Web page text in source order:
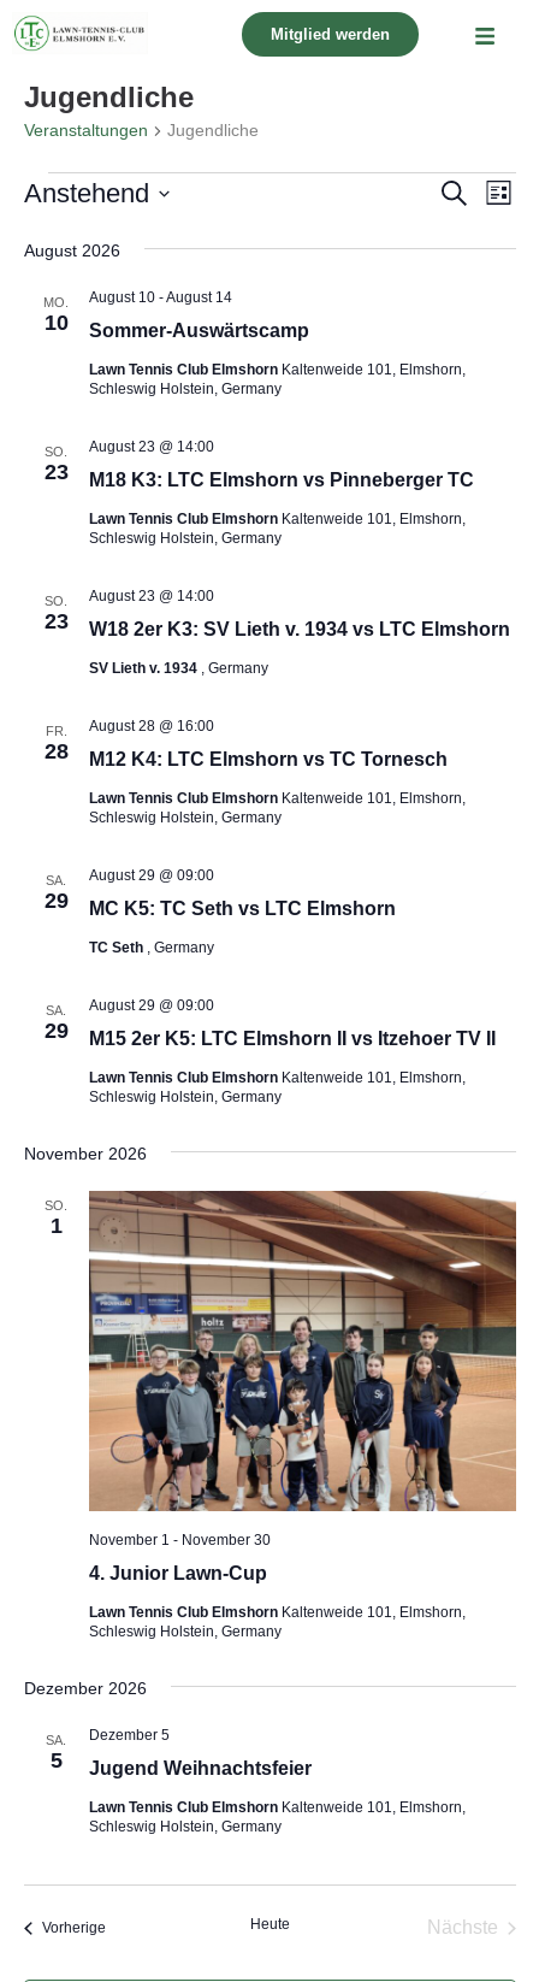
Mitglied werden
Jugendliche
Veranstaltungen Jugendliche
und
Suche
Liste
Anstehend
wählen.
August 2026
MO.
10 Sommer-Auswärtscamp
August 10-August 14
Lawn Tennis Club Elmshorn Kaltenweide 101, Elmshorn,
Schleswig Holstein, Germany
SO.
23 M18 K3: LTC Elmshorn vs Pinneberger TC
August 23 @ 14:00
Lawn Tennis Club Elmshorn Kaltenweide 101, Elmshorn,
Schleswig Holstein, Germany
SO.
23 W18 2er K3: SV Lieth v. 1934 vs LTC Elmshorn
August 23 @ 14:00
SV Lieth v. 1934 , Germany
FR.
28 M12 K4: LTC Elmshorn vs TC Tornesch
August 28 @ 16:00
Lawn Tennis Club Elmshorn Kaltenweide 101, Elmshorn,
Schleswig Holstein, Germany
SA.
29 MC K5: TC Seth vs LTC Elmshorn
August 29 @ 09:00
TC Seth , Germany
SA.
29 M15 2er K5: LTC Elmshorn II vs Itzehoer TV II
August 29 @ 09:00
Lawn Tennis Club Elmshorn Kaltenweide 101, Elmshorn,
Schleswig Holstein, Germany
November 2026
SO.
1
4. Junior Lawn-Cup
November 1 - November 30
Lawn Tennis Club Elmshorn Kaltenweide 101, Elmshorn,
Schleswig Holstein, Germany
Dezember 2026
SA.
5 Jugend Weihnachtsfeier
Dezember 5
Lawn Tennis Club Elmshorn Kaltenweide 101, Elmshorn,
Schleswig Holstein, Germany
VorherigeVeranstaltungen Heute Nächste